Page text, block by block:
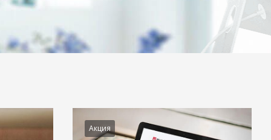
Акция